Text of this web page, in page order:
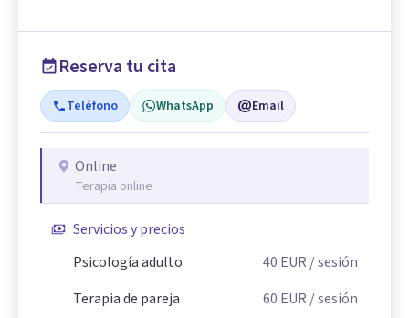
Reserva tu cita
Teléfono WhatsApp Email
Online
Terapia online
Servicios y precios
Psicología adulto
40 EUR / sesión
Terapia de pareja
60 EUR / sesión